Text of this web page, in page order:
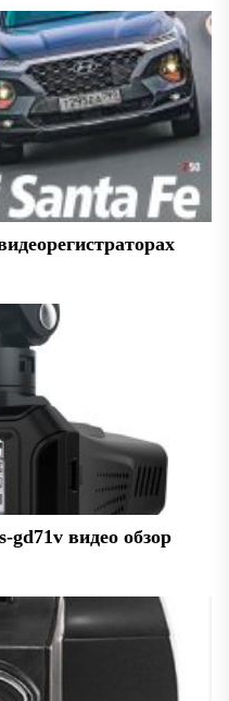
gd71v видео обзор